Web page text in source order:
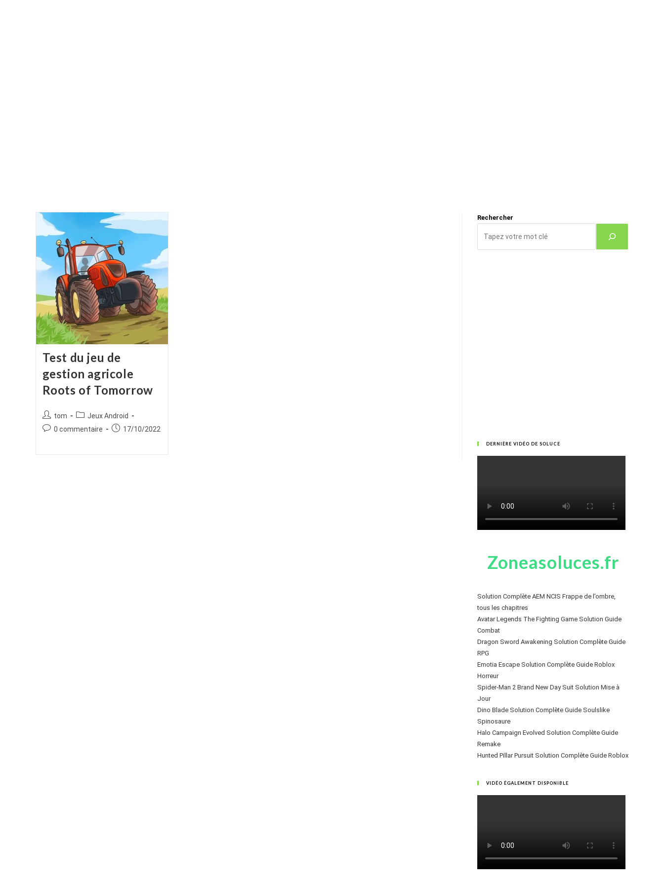
Test du jeu de
gestion agricole
Roots of Tomorrow
Auteur/autrice
de
tom
Post
category:
Jeux Android
Commentaires
0 commentaire
Publication
17/10/2022
Rechercher
DERNIÈRE VIDÉO DE SOLUCE
Zoneasoluces.fr
Solution Complète AEM NCIS Frappe de l’ombre,
tous les chapitres
Avatar Legends The Fighting Game Solution Guide
Combat
Dragon Sword Awakening Solution Complète Guide
RPG
Emotia Escape Solution Complète Guide Roblox
Horreur
Spider-Man 2 Brand New Day Suit Solution Mise à
Jour
Dino Blade Solution Complète Guide Soulslike
Spinosaure
Halo Campaign Evolved Solution Complète Guide
Remake
Hunted Pillar Pursuit Solution Complète Guide Roblox
VIDÉO ÉGALEMENT DISPONIBLE